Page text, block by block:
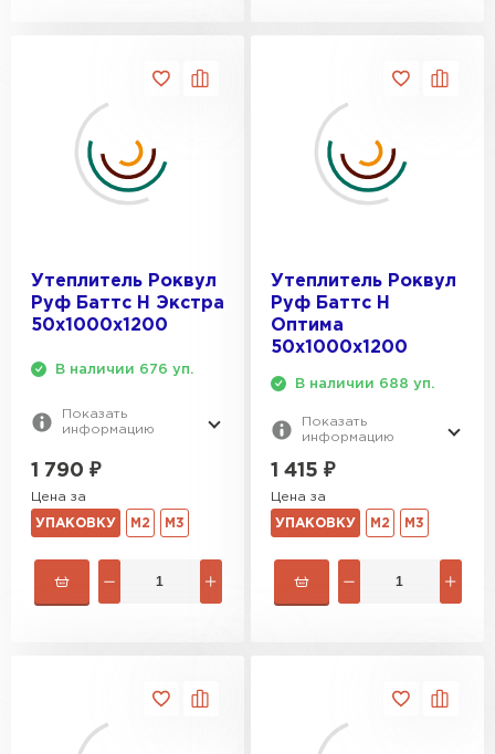
Утеплитель Роквул
Руф Баттс Н Экстра
50х1000х1200
В наличии 676 уп.
Показать
информацию
1 790 ₽
Цена за
УПАКОВКУ М2 М3
Утеплитель Роквул
Руф Баттс Н
Оптима
50х1000х1200
В наличии 688 уп.
Показать
информацию
1 415 ₽
Цена за
УПАКОВКУ М2 М3